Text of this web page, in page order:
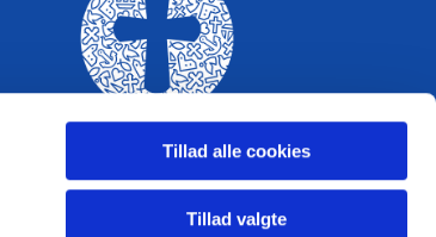
Tillad alle cookies
Tillad valgte